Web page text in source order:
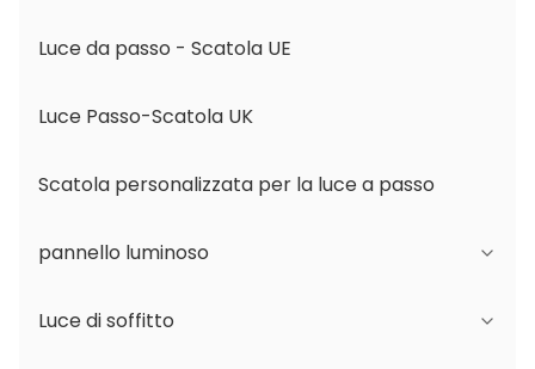
Luce da passo - Scatola UE
Luce Passo-Scatola UK
Scatola personalizzata per la luce a passo
pannello luminoso
Serie JDL
Luce di soffitto